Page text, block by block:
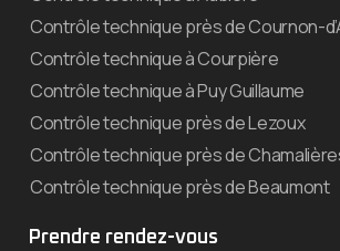
Contrôle technique près de Cournon-
Contrôle technique à Courpière
Contrôle technique à Puy Guillaume
Contrôle technique près de Lezoux
Contrôle technique près de
Contrôle technique près de Beaumont
Prendre rendez-vous